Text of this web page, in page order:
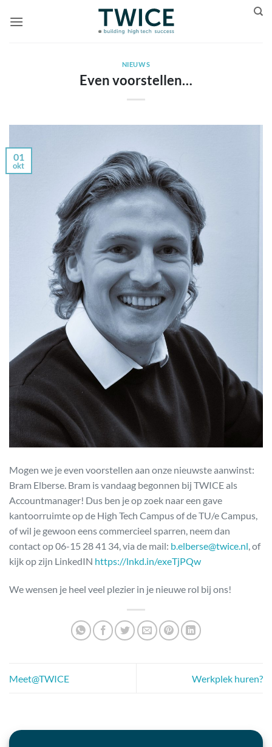
naar
NIEUWS
Even voorstellen…
01
okt
Mogen we je even voorstellen aan onze nieuwste aanwinst:
Bram Elberse. Bram is vandaag begonnen bij TWICE als
Accountmanager! Dus ben je op zoek naar een gave
kantoorruimte op de High Tech Campus of de TU/e Campus,
of wil je gewoon eens commercieel sparren, neem dan
contact op 06-15 28 41 34, via de mail: b.elberse@twice.nl , of
kijk op zijn LinkedIN https://lnkd.in/exeTjPQw
We wensen je heel veel plezier in je nieuwe rol bij ons!
Meet@TWICE Werkplek huren?